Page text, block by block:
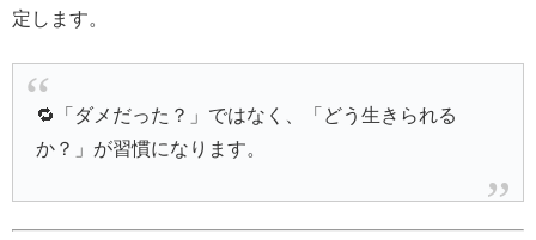
定します。
🔁「ダメだった？」ではなく、「どう生きられる
か？」が習慣になります。